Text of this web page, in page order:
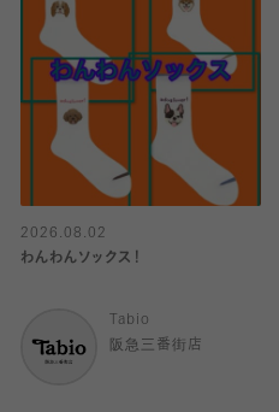
2026.08.02
わんわんソックス！
Tabio
阪急三番街店